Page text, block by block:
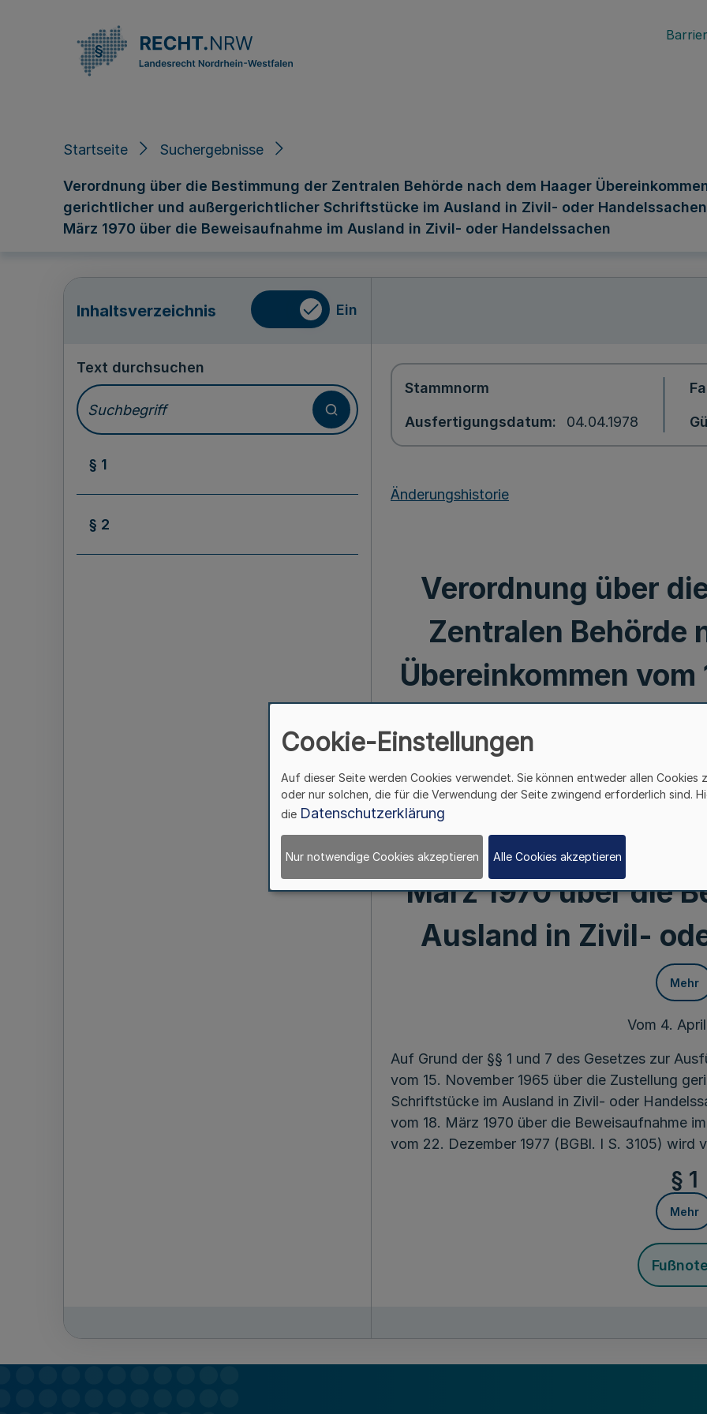
Startseite Suchergebnisse
Verordnung über die Bestimmung der Zentralen Behörde nach dem Haager
gerichtlicher und außergerichtlicher Schriftstücke im Ausland in Zivil- oder Handelssachen
März 1970 über die Beweisaufnahme im Ausland in Zivil- oder Handelssachen
Inhaltsverzeichnis Ein
Text durchsuchen
§ 1
§ 2
Stammnorm
Ausfertigungsdatum 04.04.1978
Änderungshistorie
Verordnung über
Zentralen Behörde
Übereinkommen vom
über die
außergerichtlicher
Ausland in Zivil-
und dem Haager
März 1970 über die
Ausland in Zivil-
Mehr
Vom 4.
Auf Grund der §§ 1 und 7 des Gesetzes zur
vom 15. November 1965 über die Zustellung
Schriftstücke im Ausland in Zivil- oder
vom 18. März 1970 über die Beweisaufnahme
vom 22. Dezember 1977 (BGBl. I S. 3105) wird
§ 1
Mehr
Cookie-Einstellungen
Auf dieser Seite werden Cookies verwendet. Sie können entweder allen Cookies
oder nur solchen, die für die Verwendung der Seite zwingend erforderlich sind.
die Datenschutzerklärung
Nur notwendige Cookies akzeptieren Alle Cookies akzeptieren